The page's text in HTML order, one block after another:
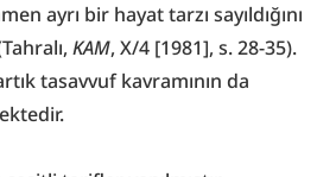
ayrı bir hayat tarzı sayıldığını
KAM, X/4 [1981], s. 28-35).
tasavvuf kavramının da